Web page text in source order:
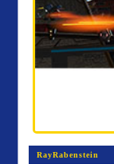
RayRabenstein